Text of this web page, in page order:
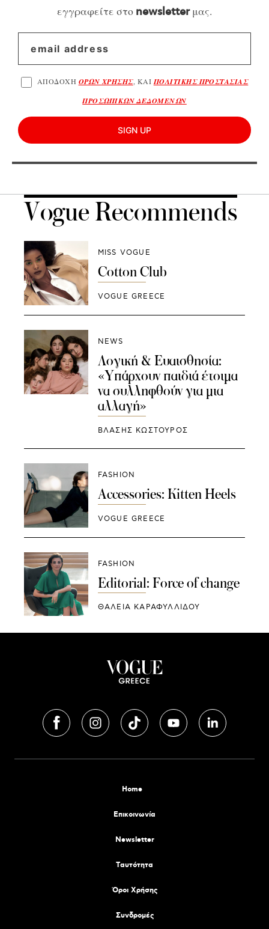
εγγραφείτε στο newsletterμας.
ΑΠΟΔΟΧΗ ΟΡΩΝ ΧΡΗΣΗΣ, ΚΑΙΠΟΛΙΤΙΚΗΣ ΠΡΟΣΤΑΣΙΑΣ
ΠΡΟΣΩΠΙΚΩΝ ΔΕΔΟΜΕΝΩΝ
SIGN UP
Vogue Recommends
MISS VOGUE
Cotton Club
VOGUE GREECE
NEWS
Λογική & Ευαισθησία:
«Υπάρχουν παιδιά έτοιμα
να συλληφθούν για μια
αλλαγή»
ΒΛΑΣΗΣ ΚΩΣΤΟΥΡΟΣ
FASHION
Accessories: Kitten Heels
VOGUE GREECE
FASHION
Editorial: Force of change
ΘΑΛΕΙΑ ΚΑΡΑΦΥΛΛΙΔΟΥ
Home
Επικοινωνία
Newsletter
Tαυτότητα
Όροι Χρήσης
Συνδρομές